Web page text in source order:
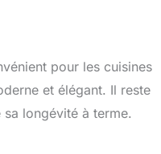
pour les cuisines
et élégant. Il reste
longévité à terme.